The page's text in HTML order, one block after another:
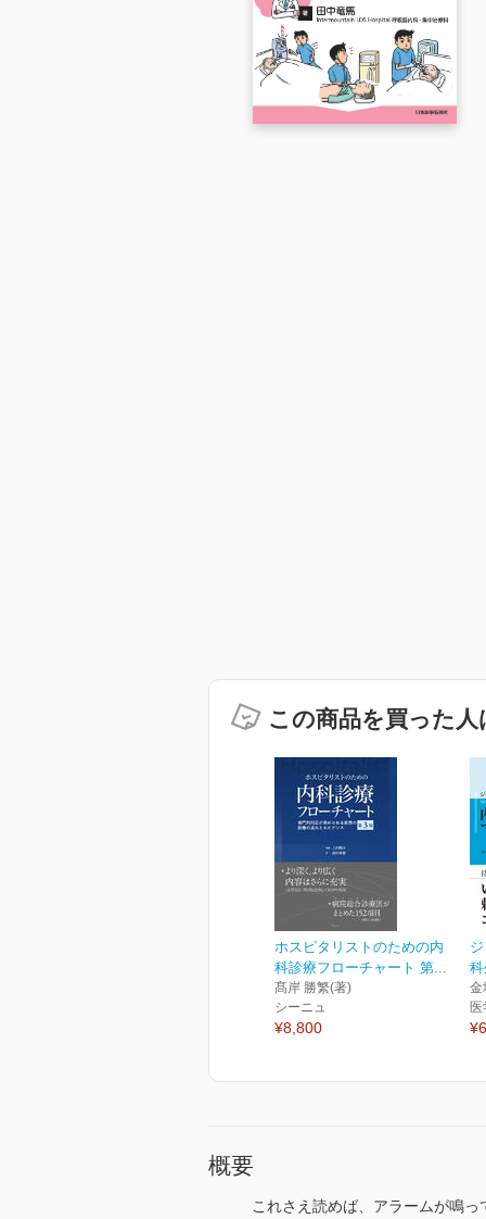
この商品を買った
ホスピタリストのための内
科診療フローチャート 第...
髙岸 勝繁(著)
シーニュ
¥8,800
金
概要
これさえ読めば、アラームが鳴っ